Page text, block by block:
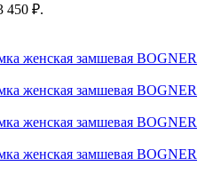
450 ₽.